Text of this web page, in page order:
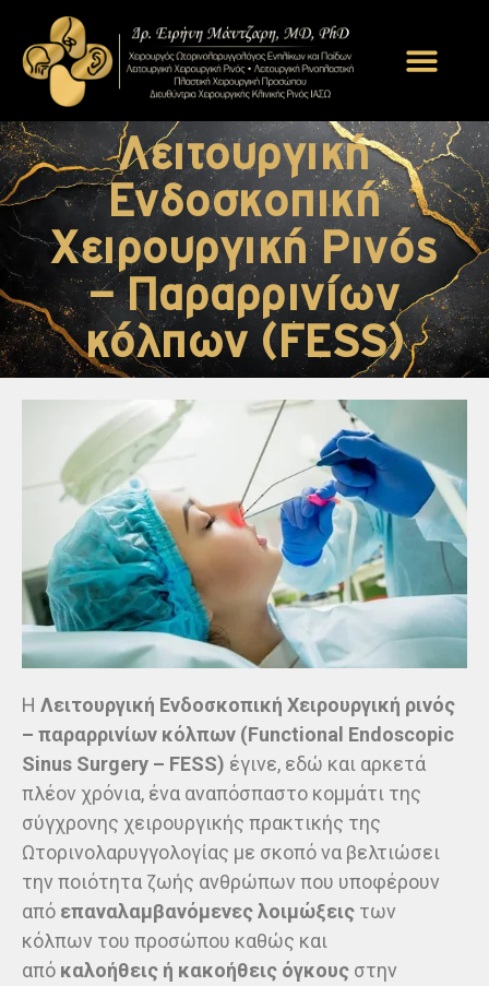
Λειτουργική
Ενδοσκοπική
Χειρουργική Ρινός
– Παραρρινίων
κόλπων (FESS)
Η Λειτουργική Ενδοσκοπική Χειρουργική ρινός
– παραρρινίων κόλπων (Functional Endoscopic
Sinus Surgery – FESS) έγινε, εδώ και αρκετά
πλέον χρόνια, ένα αναπόσπαστο κομμάτι της
σύγχρονης χειρουργικής πρακτικής της
Ωτορινολαρυγγολογίας με σκοπό να βελτιώσει
την ποιότητα ζωής ανθρώπων που υποφέρουν
από επαναλαμβανόμενες λοιμώξεις των
κόλπων του προσώπου καθώς και
από καλοήθεις ή κακοήθεις όγκους στην